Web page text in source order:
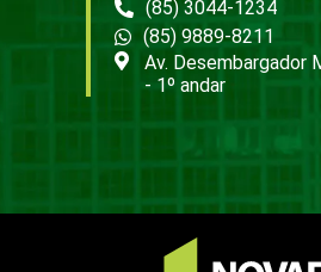
(85) 3044-1234
(85) 9889-8211
Av. Desembargador
- 1º andar